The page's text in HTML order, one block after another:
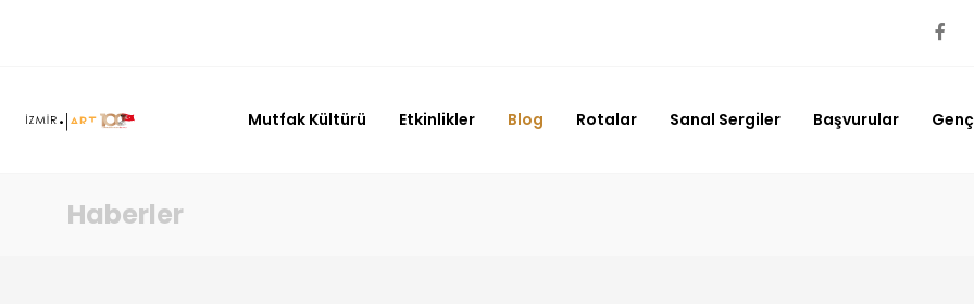
Mutfak Kültürü Etkinlikler Blog Rotalar Sanal Sergiler Başvurular
Haberler